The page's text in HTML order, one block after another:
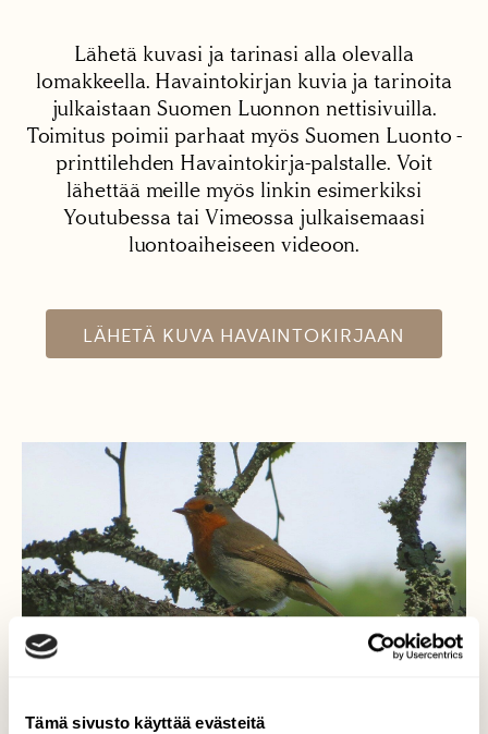
Tämä sivusto käyttää evästeitä
Lähetä kuvasi ja tarinasi alla olevalla
lomakkeella. Havaintokirjan kuvia ja tarinoita
julkaistaan Suomen Luonnon nettisivuilla.
Toimitus poimii parhaat myös Suomen Luonto -
printtilehden Havaintokirja-palstalle. Voit
lähettää meille myös linkin esimerkiksi
Youtubessa tai Vimeossa julkaisemaasi
luontoaiheiseen videoon.
LÄHETÄ KUVA HAVAINTOKIRJAAN